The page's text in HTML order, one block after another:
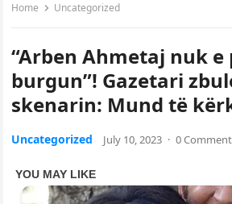
Home Uncategorized
“Arben Ahmetaj nuk e
burgun”! Gazetari
skenarin: Mund të
Uncategorized July 10, 2023 · 0 Comment